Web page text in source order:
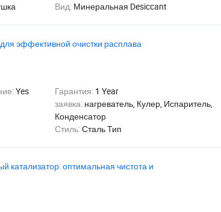
Вид: Минеральная Desiccant
эффективной очистки расплава
Yes Гарантия: 1 Year
заявка: нагреватель, Кулер, Испаритель,
Конденсатор
Стиль:Сталь Тип
катализатор: оптимальная чистота и